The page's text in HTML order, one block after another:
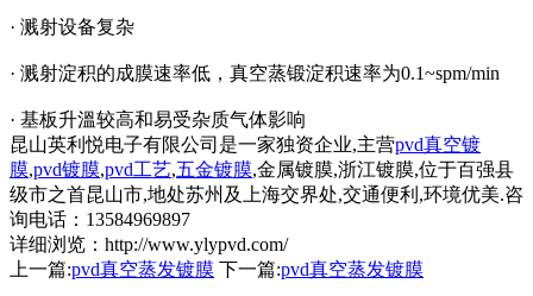
· 溅射设备复杂
· 溅射淀积的成膜速率低，真空蒸锻淀积速率为0.1~spm/min
· 基板升溫较高和易受杂质气体影响
昆山英利悦电子有限公司是一家独资企业,主营pvd真空镀
膜,pvd镀膜,pvd工艺,五金镀膜,金属镀膜,浙江镀膜,位于百强县
级市之首昆山市,地处苏州及上海交界处,交通便利,环境优美.咨
询电话：13584969897
详细浏览：http://www.ylypvd.com/
上一篇:pvd真空蒸发镀膜 下一篇:pvd真空蒸发镀膜